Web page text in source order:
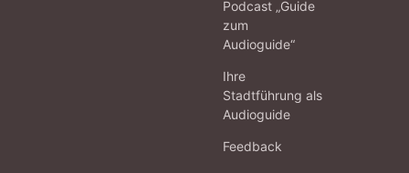
Podcast „Guide
zum
Audioguide“
Ihre
Stadtführung als
Audioguide
Feedback